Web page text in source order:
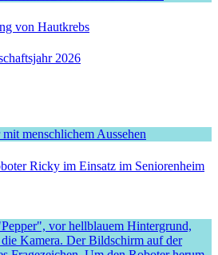
von Hautkrebs
2026
Ricky im Einsatz im Seniorenheim